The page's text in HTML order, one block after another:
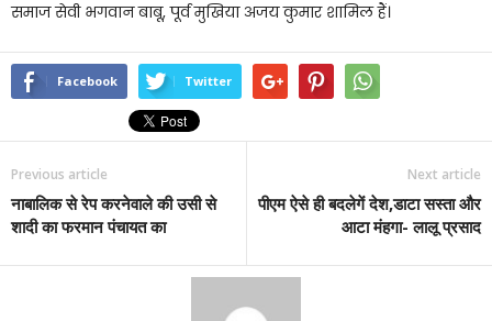
समाज सेवी भगवान बाबू, पूर्व मुखिया अजय कुमार शामिल हैं।
Facebook Twitter
Previous article
नाबालिक से रेप करनेवाले की उसी से
शादी का फरमान पंचायत का
Next article
पीएम ऐसे ही बदलेगें देश,डाटा सस्ता और
आटा मंहगा- लालू प्रसाद